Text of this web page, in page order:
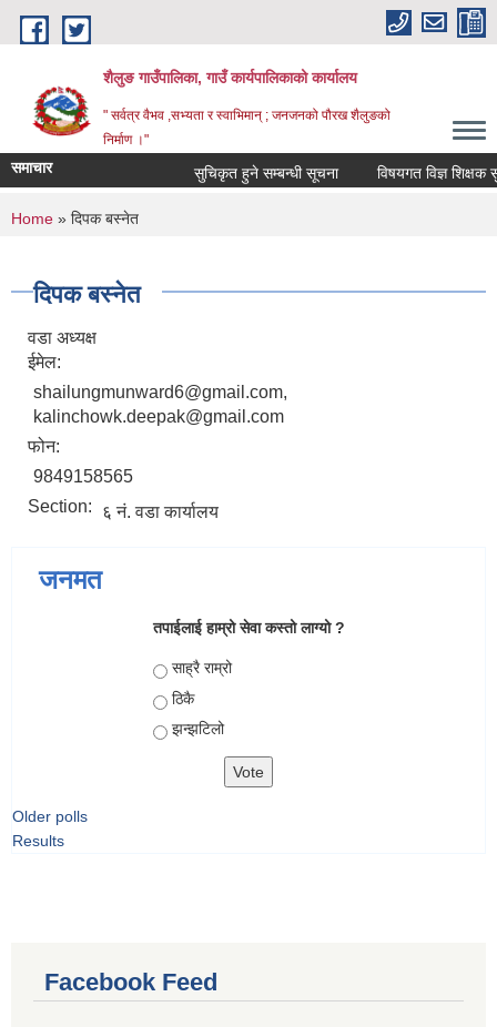
Skip to main content
शैलुङ गाउँपालिका, गाउँ कार्यपालिकाको कार्यालय
" सर्वत्र वैभव ,सभ्यता र स्वाभिमान् ; जनजनको पौरख शैलुङको
निर्माण ।"
समाचार सुचिकृत हुने सम्बन्धी सूचना विषयगत विज्ञ शिक्षक
You are here
Home » दिपक बस्नेत
दिपक बस्नेत
वडा अध्यक्ष
ईमेल:
shailungmunward6@gmail.com,
kalinchowk.deepak@gmail.com
फोन:
9849158565
Section:
६ नं. वडा कार्यालय
जनमत
तपाईलाई हाम्रो सेवा कस्तो लाग्यो ?
Choices
साह्रै राम्रो
ठिकै
झन्झटिलो
Older polls
Results
Facebook Feed